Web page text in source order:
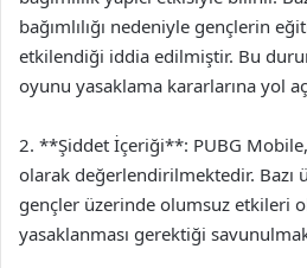
bağımlılığı nedeniyle gençlerin
etkilendiği iddia edilmiştir. Bu
oyunu yasaklama kararlarına yol
2. **Şiddet İçeriği**: PUBG
olarak değerlendirilmektedir. Bazı
gençler üzerinde olumsuz etkileri
yasaklanması gerektiği